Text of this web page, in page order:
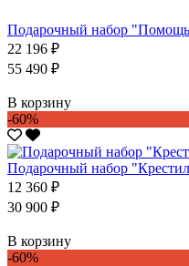
Подарочный набор
22 196 ₽
55 490 ₽
В корзину
-60%
Подарочный набор
12 360 ₽
30 900 ₽
В корзину
-60%